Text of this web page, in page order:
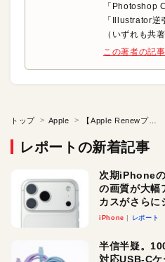
「Photoshop
「Illustrator逆
（いずれも共
この著者の記
トップ Apple 【Apple Renewプログラム】オンラインで下取り●Apple製品下取りガイド
レポートの新着記事
次期iPhone
の画質が大幅
カスがさらに
iPhone レポート
半信半疑。
対応USB-Cケ